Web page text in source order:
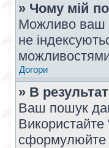
» Чому мій
Можливо ваш
не
Догори
» В
Ваш пошук дав
сформулюйте